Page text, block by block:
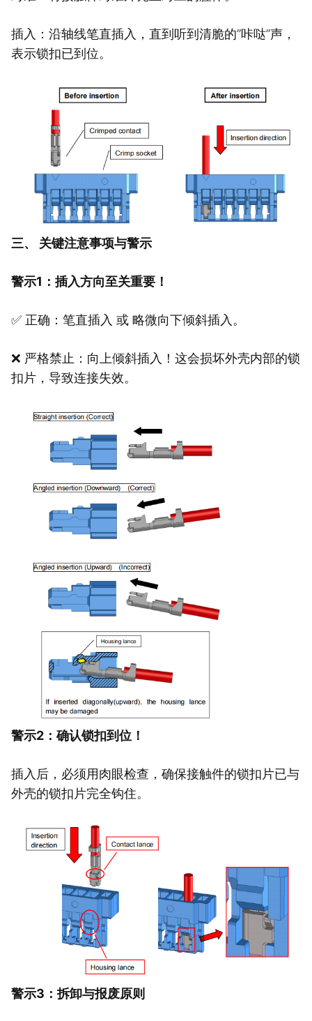
插入：沿轴线笔直插入，直到听到清脆的”咔哒”声，
表示锁扣已到位。
三、 关键注意事项与警示
警示1：插入方向至关重要！
✅ 正确：笔直插入 或 略微向下倾斜插入。
❌ 严格禁止：向上倾斜插入！这会损坏外壳内部的锁
扣片，导致连接失效。
警示2：确认锁扣到位！
插入后，必须用肉眼检查，确保接触件的锁扣片已与
外壳的锁扣片完全钩住。
警示3：拆卸与报废原则